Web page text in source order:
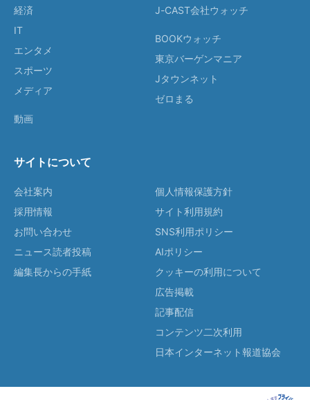
経済
IT
エンタメ
スポーツ
メディア
動画
J-CAST会社ウォッチ
BOOKウォッチ
東京バーゲンマニア
Jタウンネット
ゼロまる
サイトについて
会社案内
採用情報
お問い合わせ
ニュース読者投稿
編集長からの手紙
個人情報保護方針
サイト利用規約
SNS利用ポリシー
AIポリシー
クッキーの利用について
広告掲載
記事配信
コンテンツ二次利用
日本インターネット報道協会